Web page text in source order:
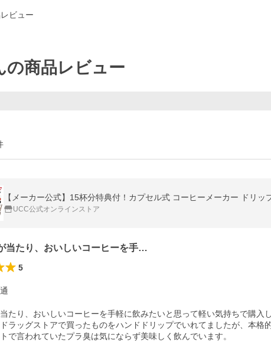
ビュー
商品レビュー
【メーカー公式】15杯分特典付！カプセル式 コーヒーメーカー ドリ
UCC公式オンラインストア
当たり、おいしいコーヒーを手…
5
たり、おいしいコーヒーを手軽に飲みたいと思って軽い気持ちで購入
ラッグストアで買ったものをハンドドリップでいれてましたが、本格
で言われていたプラ臭は気にならず美味しく飲んでいます。